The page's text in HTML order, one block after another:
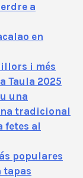
a
en
i més
Taula 2025
una
tradicional
fetes al
populares
tapas